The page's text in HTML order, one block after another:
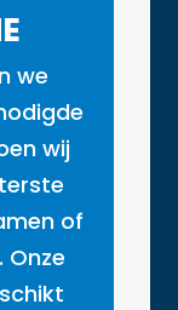
we
wij
of